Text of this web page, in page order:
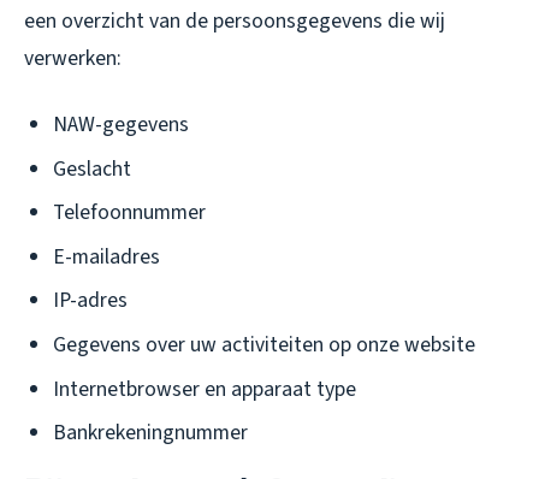
een overzicht van de persoonsgegevens die wij
verwerken:
NAW-gegevens
Geslacht
Telefoonnummer
E-mailadres
IP-adres
Gegevens over uw activiteiten op onze website
Internetbrowser en apparaat type
Bankrekeningnummer